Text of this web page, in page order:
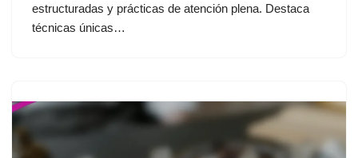
estructuradas y prácticas de atención plena. Destaca
técnicas únicas…